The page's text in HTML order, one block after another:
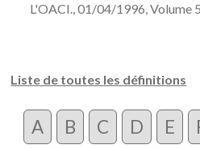
L'OACI., 01/04/1996, Volume
Liste de toutes les définitions
A B C D E